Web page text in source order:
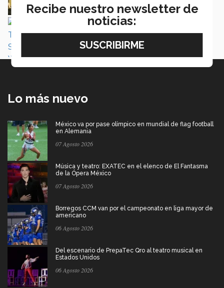
Alumnos de PrepaTec asistieron a encuentro
de emprendimiento en Tucson
Katya Ávalos | Ciudad Juárez
Lo más nuevo
México va por pase olímpico en mundial de flag football
en Alemania
07 Agosto 2026
Música y teatro: EXATEC en el elenco de El Fantasma
de la Ópera México
07 Agosto 2026
Borregos CCM van por el campeonato en liga mayor de
americano
06 Agosto 2026
Del escenario de PrepaTec Qro al teatro musical en
Estados Unidos
06 Agosto 2026
Recibe nuestro newsletter de
noticias: